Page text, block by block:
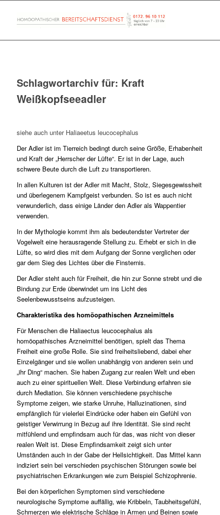
Schlagwortarchiv für: Kraft
Weißkopfseeadler
siehe auch unter Haliaeetus leucocephalus
Der Adler ist im Tierreich bedingt durch seine Größe, Erhabenheit
und Kraft der „Herrscher der Lüfte“. Er ist in der Lage, auch
schwere Beute durch die Luft zu transportieren.
In allen Kulturen ist der Adler mit Macht, Stolz, Siegesgewissheit
und überlegenem Kampfgeist verbunden. So ist es auch nicht
verwunderlich, dass einige Länder den Adler als Wappentier
verwenden.
In der Mythologie kommt ihm als bedeutendster Vertreter der
Vogelwelt eine herausragende Stellung zu. Erhebt er sich in die
Lüfte, so wird dies mit dem Aufgang der Sonne verglichen oder
gar dem Sieg des Lichtes über die Finsternis.
Der Adler steht auch für Freiheit, die hin zur Sonne strebt und die
Bindung zur Erde überwindet um ins Licht des
Seelenbewusstseins aufzusteigen.
Charakteristika des homöopathischen Arzneimittels
Für Menschen die Haliaectus leucocephalus als
homöopathisches Arzneimittel benötigen, spielt das Thema
Freiheit eine große Rolle. Sie sind freiheitsliebend, dabei eher
Einzelgänger und sie wollen unabhängig von anderen sein und
„ihr Ding“ machen. Sie haben Zugang zur realen Welt und eben
auch zu einer spirituellen Welt. Diese Verbindung erfahren sie
durch Mediation. Sie können verschiedene psychische
Symptome zeigen, wie starke Unruhe, Halluzinationen, sind
empfänglich für vielerlei Eindrücke oder haben ein Gefühl von
geistiger Verwirrung in Bezug auf ihre Identität. Sie sind recht
mitfühlend und empfindsam auch für das, was nicht von dieser
realen Welt ist. Diese Empfindsamkeit zeigt sich unter
Umständen auch in der Gabe der Hellsichtigkeit. Das Mittel kann
indiziert sein bei verschieden psychischen Störungen sowie bei
psychiatrischen Erkrankungen wie zum Beispiel Schizophrenie.
Bei den körperlichen Symptomen sind verschiedene
neurologische Symptome auffällig, wie Kribbeln, Taubheitsgefühl,
Schmerzen wie elektrische Schläge in Armen und Beinen sowie